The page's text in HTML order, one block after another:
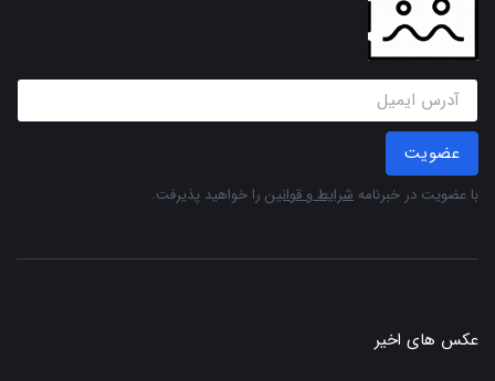
عضویت
با عضویت در خبرنامه شرایط و قوانین را خواهید پذیرفت.
عکس های اخیر